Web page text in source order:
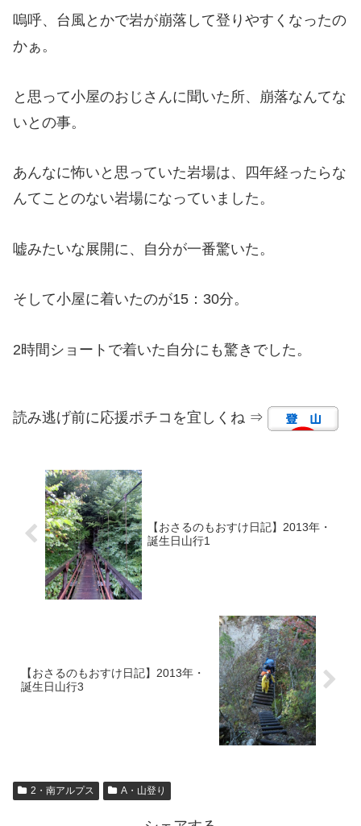
嗚呼、台風とかで岩が崩落して登りやすくなったの
かぁ。
と思って小屋のおじさんに聞いた所、崩落なんてな
いとの事。
あんなに怖いと思っていた岩場は、四年経ったらな
んてことのない岩場になっていました。
嘘みたいな展開に、自分が一番驚いた。
そして小屋に着いたのが15：30分。
2時間ショートで着いた自分にも驚きでした。
読み逃げ前に応援ポチコを宜しくね ⇒
【おさるのもおすけ日記】2013年・
誕生日山行1
【おさるのもおすけ日記】2013年・
誕生日山行3
2・南アルプス A・山登り